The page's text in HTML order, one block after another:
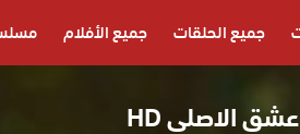
جميع الحلقات جميع الأفلام